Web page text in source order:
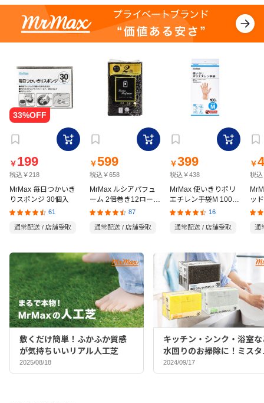
￥ 199
税込￥218
MrMax 毎日つかいき
りスポンジ 30個入
61
通常配送 / 店舗受取
￥599
税込￥658
MrMax ルシアパフュ
ーム 2倍巻き12ロール
ダブル
87
通常配送 / 店舗受取
￥399
税込￥438
MrMax 使いきりポリ
エチレン手袋M 100枚
入
16
通常配送 / 店舗受取
￥
税込
ッ
の
通
敷くだけ簡単！ふかふか質感
が気持ちいいリアル人工芝
2025/08/18
キッチン・シンク・浴室な
水回りのお掃除に！ミスタ
マックスバイヤーおすすめ
ポンジ♪
2024/09/17